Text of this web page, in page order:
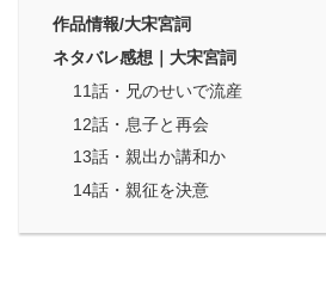
作品情報/大宋宮詞
ネタバレ感想｜大宋宮詞
11話・兄のせいで流産
12話・息子と再会
13話・親出か講和か
14話・親征を決意